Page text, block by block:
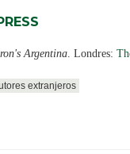
Argentina. Londres:
extranjeros